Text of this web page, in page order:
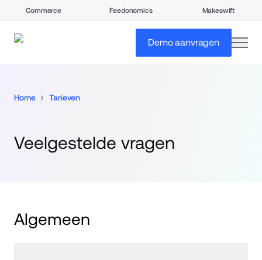
Commerce Feedonomics Makeswift
Demo aanvragen
Home Tarieven
Veelgestelde vragen
Algemeen